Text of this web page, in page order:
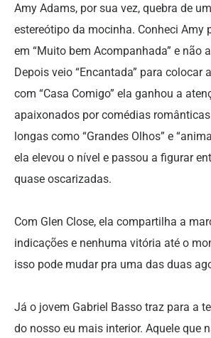
Amy Adams, por sua vez, quebra de
estereótipo da mocinha. Conheci Amy
em “Muito bem Acompanhada” e não
Depois veio “Encantada” para colocar
com “Casa Comigo” ela ganhou a
apaixonados por comédias
longas como “Grandes Olhos” e
ela elevou o nível e passou a figurar
quase oscarizadas.
Com Glen Close, ela compartilha a
indicações e nenhuma vitória até o
isso pode mudar pra uma das duas
Já o jovem Gabriel Basso traz para a
do nosso eu mais interior. Aquele que